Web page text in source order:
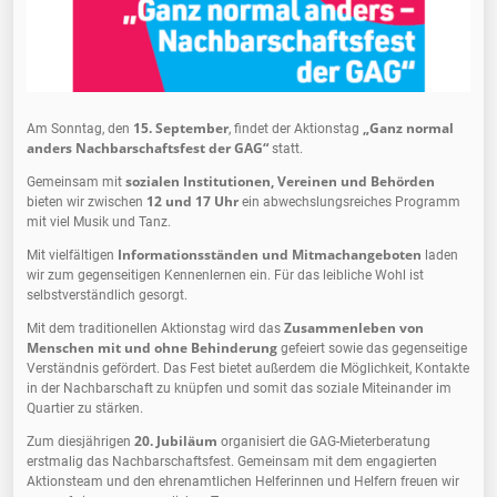
Am Sonntag, den 15. September, findet der Aktionstag „Ganz normal
anders Nachbarschaftsfest der GAG“ statt.
Gemeinsam mit sozialen Institutionen, Vereinen und Behörden
bieten wir zwischen 12 und 17 Uhr ein abwechslungsreiches Programm
mit viel Musik und Tanz.
Mit vielfältigen Informationsständen und Mitmachangeboten laden
wir zum gegenseitigen Kennenlernen ein. Für das leibliche Wohl ist
selbstverständlich gesorgt.
Mit dem traditionellen Aktionstag wird das Zusammenleben von
Menschen mit und ohne Behinderung gefeiert sowie das gegenseitige
Verständnis gefördert. Das Fest bietet außerdem die Möglichkeit, Kontakte
in der Nachbarschaft zu knüpfen und somit das soziale Miteinander im
Quartier zu stärken.
Zum diesjährigen 20. Jubiläum organisiert die GAG-Mieterberatung
erstmalig das Nachbarschaftsfest. Gemeinsam mit dem engagierten
Aktionsteam und den ehrenamtlichen Helferinnen und Helfern freuen wir